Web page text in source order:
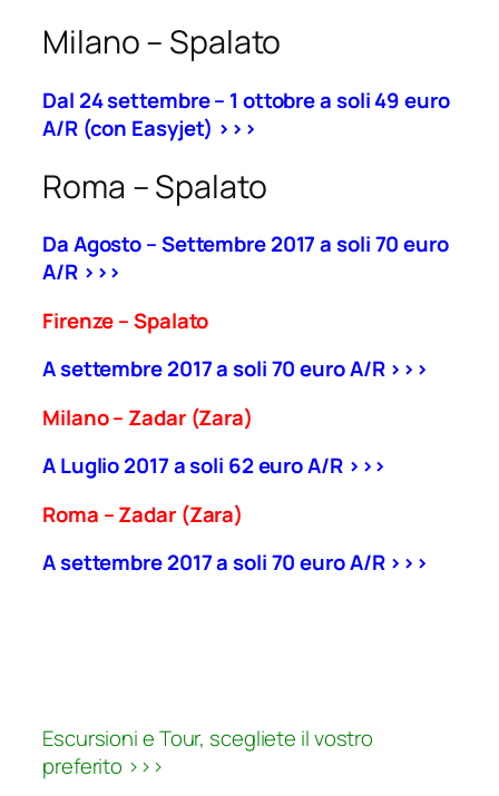
Milano – Spalato
Dal 24 settembre – 1 ottobre a soli 49 euro
A/R (con Easyjet) >>>
Roma – Spalato
Da Agosto – Settembre 2017 a soli 70 euro
A/R >>>
Firenze – Spalato
A settembre 2017 a soli 70 euro A/R >>>
Milano – Zadar (Zara)
A Luglio 2017 a soli 62 euro A/R >>>
Roma – Zadar (Zara)
A settembre 2017 a soli 70 euro A/R >>>
Escursioni e Tour, scegliete il vostro
preferito >>>